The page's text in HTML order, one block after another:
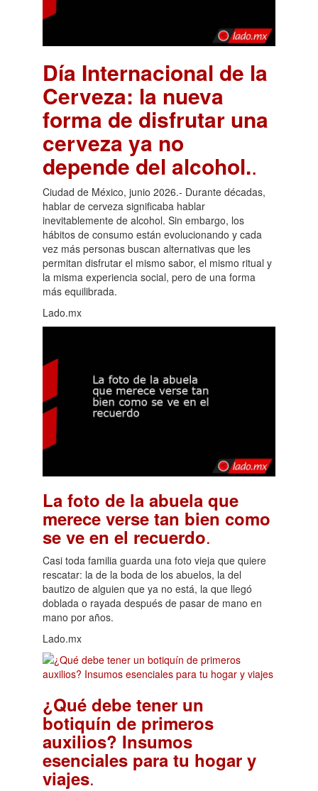
Día Internacional de la
Cerveza: la nueva
forma de disfrutar una
cerveza ya no
depende del alcohol..
Ciudad de México, junio 2026.- Durante décadas,
hablar de cerveza significaba hablar
inevitablemente de alcohol. Sin embargo, los
hábitos de consumo están evolucionando y cada
vez más personas buscan alternativas que les
permitan disfrutar el mismo sabor, el mismo ritual y
la misma experiencia social, pero de una forma
más equilibrada.
Lado.mx
La foto de la abuela que
merece verse tan bien como
se ve en el recuerdo.
Casi toda familia guarda una foto vieja que quiere
rescatar: la de la boda de los abuelos, la del
bautizo de alguien que ya no está, la que llegó
doblada o rayada después de pasar de mano en
mano por años.
Lado.mx
¿Qué debe tener un
botiquín de primeros
auxilios? Insumos
esenciales para tu hogar y
viajes.